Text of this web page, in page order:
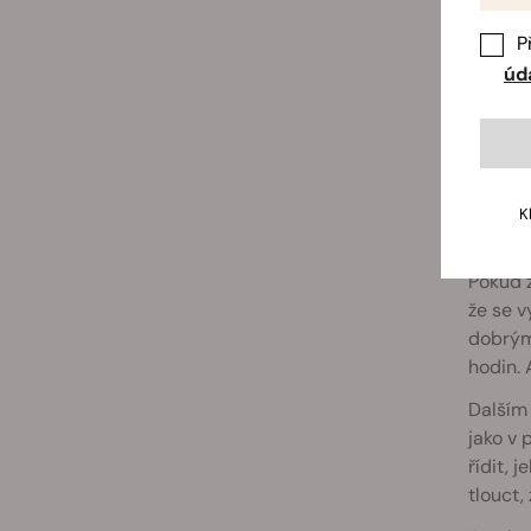
Pokud
že se
hodin.
jako v
řídit,
tlouct,